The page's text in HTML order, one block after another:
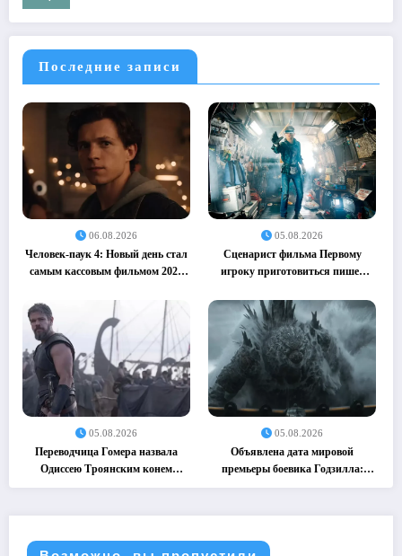
Последние записи
06.08.2026
Человек-паук 4: Новый день стал
самым кассовым фильмом 2026
05.08.2026
Сценарист фильма Первому
игроку приготовиться пишет
05.08.2026
Переводчица Гомера назвала
Одиссею Троянским конем
(05.08.2026)
05.08.2026
Объявлена дата мировой
премьеры боевика Годзилла:
Минус ноль (05.08.2026)